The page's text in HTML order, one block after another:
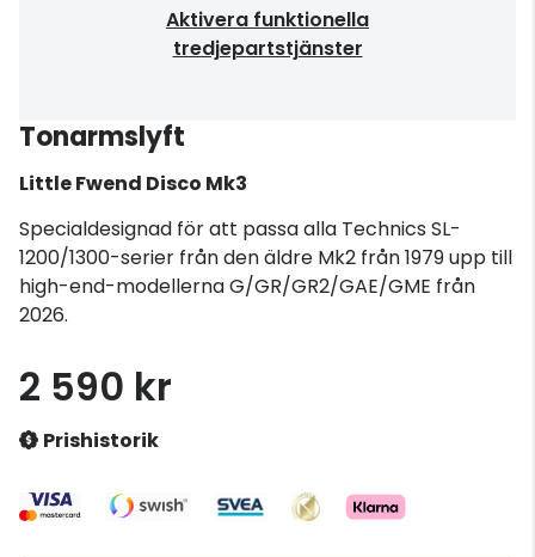
Aktivera funktionella
tredjepartstjänster
Tonarmslyft
Little Fwend Disco Mk3
Specialdesignad för att passa alla Technics SL-
1200/1300-serier från den äldre Mk2 från 1979 upp till
high-end-modellerna G/GR/GR2/GAE/GME från
2026.
2 590 kr
Prishistorik